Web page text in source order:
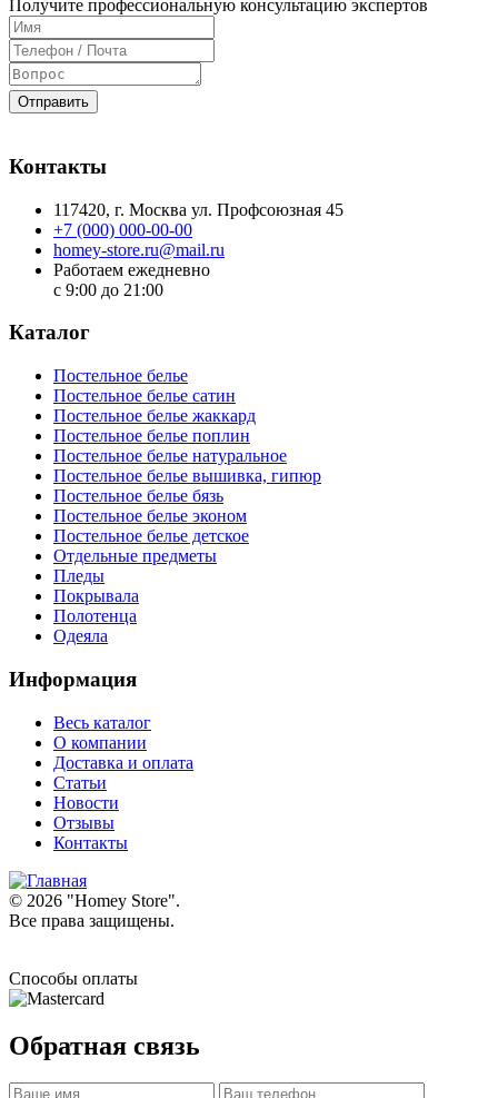
Получите профессиональную консультацию экспертов
Отправить
Контакты
117420, г. Москва ул. Профсоюзная 45
+7 (000) 000-00-00
homey-store.ru@mail.ru
Работаем ежедневно
с 9:00 до 21:00
Каталог
Постельное белье
Постельное белье сатин
Постельное белье жаккард
Постельное белье поплин
Постельное белье натуральное
Постельное белье вышивка, гипюр
Постельное белье бязь
Постельное белье эконом
Постельное белье детское
Отдельные предметы
Пледы
Покрывала
Полотенца
Одеяла
Информация
Весь каталог
О компании
Доставка и оплата
Статьи
Новости
Отзывы
Контакты
© 2026 "Homey Store".
Все права защищены.
Способы оплаты
Обратная связь